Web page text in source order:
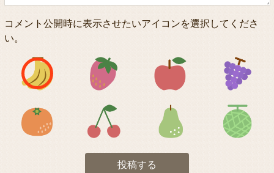
コメント公開時に表示させたいアイコンを選択してくださ
い。
アイコン1 アイコン2 アイコン3
アイコン5 アイコン6 アイコン7
投稿する